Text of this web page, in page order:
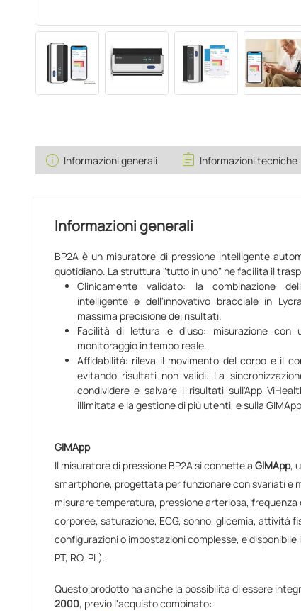
info Informazioni generali assignment Informazioni tecniche
Informazioni generali
BP2A è un misuratore di pressione intelligente
quotidiano. La struttura "tutto in uno" ne facilita il
Clinicamente validato: la combinazione
intelligente e dell'innovativo bracciale in
massima precisione dei risultati.
Facilità di lettura e d'uso: misurazione con
monitoraggio in tempo reale.
Affidabilità: rileva il movimento del corpo e il
evitando risultati non validi. La
condividere e salvare i risultati sull'App
illimitata e la gestione di più utenti, e sulla
GIMApp
Il misuratore di pressione BP2A si connette a GIMApp,
smartphone, progettata per funzionare con svariati e
misurare temperatura, pressione arteriosa,
corporee, saturazione, ECG, sonno, glicemia, attività
configurazioni o impostazioni complesse, e disponibile
PT, RO, PL).
Questo prodotto ha anche la possibilità di essere
2000, previo l'acquisto combinato: